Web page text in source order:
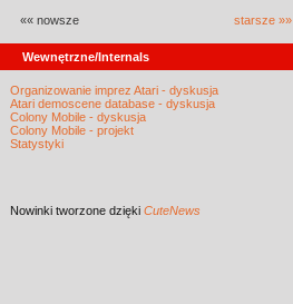
«« nowsze starsze »»
Wewnętrzne/Internals
Organizowanie imprez Atari - dyskusja
Atari demoscene database - dyskusja
Colony Mobile - dyskusja
Colony Mobile - projekt
Statystyki
Nowinki tworzone dzięki CuteNews